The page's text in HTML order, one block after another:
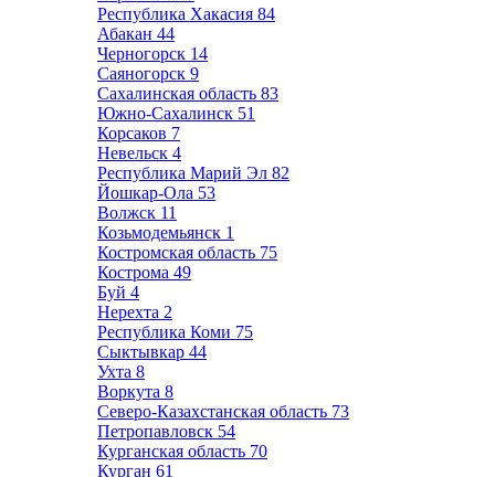
Республика Хакасия 84
Абакан 44
Черногорск 14
Саяногорск 9
Сахалинская область 83
Южно-Сахалинск 51
Корсаков 7
Невельск 4
Республика Марий Эл 82
Йошкар-Ола 53
Волжск 11
Козьмодемьянск 1
Костромская область 75
Кострома 49
Буй 4
Нерехта 2
Республика Коми 75
Сыктывкар 44
Ухта 8
Воркута 8
Северо-Казахстанская область 73
Петропавловск 54
Курганская область 70
Курган 61